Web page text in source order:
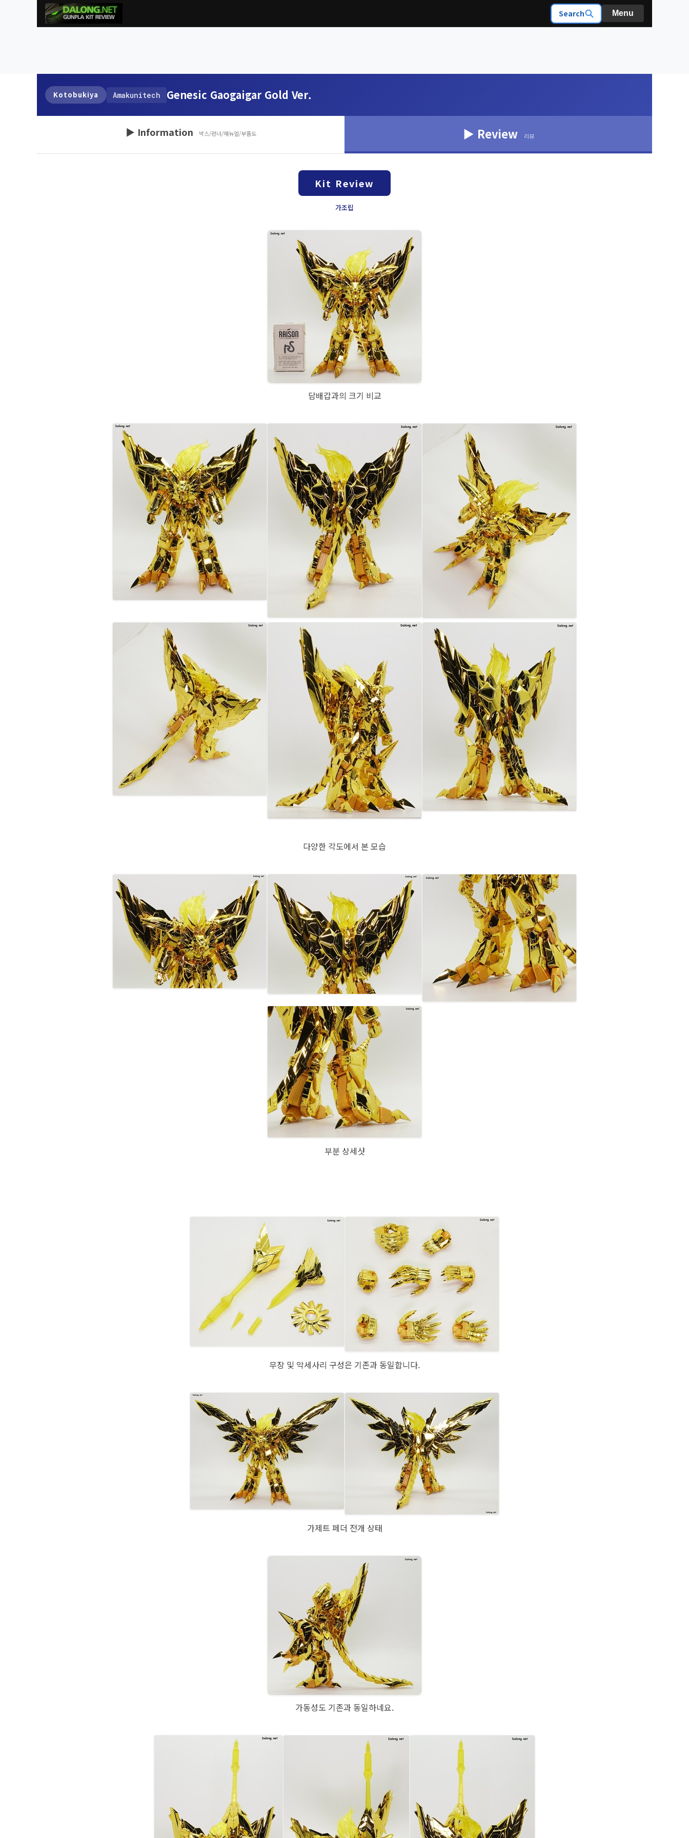
Search Menu
Kotobukiya Amakunitech Genesic Gaogaigar Gold Ver.
▶ Information 박스/런너/매뉴얼/부품도 ▶ Review 리뷰
Kit Review
가조립
담배갑과의 크기 비교
다양한 각도에서 본 모습
부분 상세샷
무장 및 악세사리 구성은 기존과 동일합니다.
가제트 페더 전개 상태
가동성도 기존과 동일하네요.